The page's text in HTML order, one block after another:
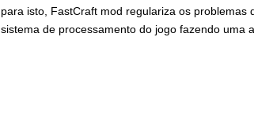
para isto, FastCraft mod regulariza os problemas
sistema de processamento do jogo fazendo uma